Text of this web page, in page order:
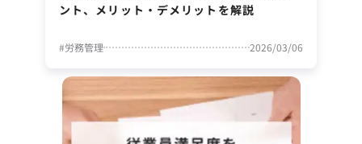
ント、メリット・デメリットを解説
#労務管理 2026/03/06